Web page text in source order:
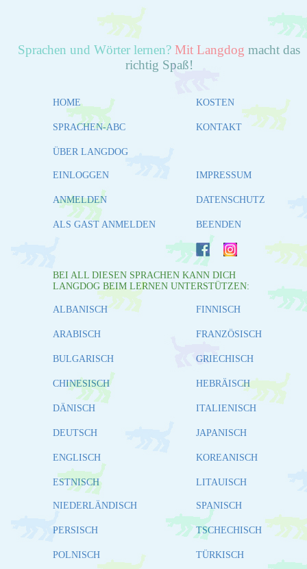
Sprachen und Wörter lernen? Mit Langdog macht das
richtig Spaß!
HOME
SPRACHEN-ABC
ÜBER LANGDOG
KOSTEN
KONTAKT
EINLOGGEN
ANMELDEN
ALS GAST ANMELDEN
IMPRESSUM
DATENSCHUTZ
BEENDEN
BEI ALL DIESEN SPRACHEN KANN DICH
LANGDOG BEIM LERNEN UNTERSTÜTZEN:
ALBANISCH
ARABISCH
BULGARISCH
CHINESISCH
DÄNISCH
DEUTSCH
ENGLISCH
ESTNISCH
FINNISCH
FRANZÖSISCH
GRIECHISCH
HEBRÄISCH
ITALIENISCH
JAPANISCH
KOREANISCH
LITAUISCH
NIEDERLÄNDISCH
PERSISCH
POLNISCH
SPANISCH
TSCHECHISCH
TÜRKISCH